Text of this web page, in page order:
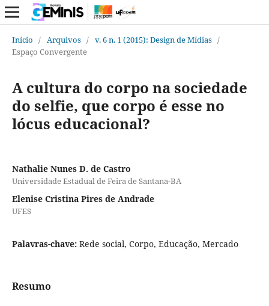
Início / Arquivos / v. 6 n. 1 (2015): Design de Mídias /
Espaço Convergente
A cultura do corpo na sociedade
do selfie, que corpo é esse no
lócus educacional?
Nathalie Nunes D. de Castro
Universidade Estadual de Feira de Santana-BA
Elenise Cristina Pires de Andrade
UFES
Palavras-chave: Rede social, Corpo, Educação, Mercado
Resumo